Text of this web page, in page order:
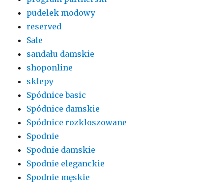
pudelek modowy
reserved
Sale
sandału damskie
shoponline
sklepy
Spódnice basic
Spódnice damskie
Spódnice rozkloszowane
Spodnie
Spodnie damskie
Spodnie eleganckie
Spodnie męskie